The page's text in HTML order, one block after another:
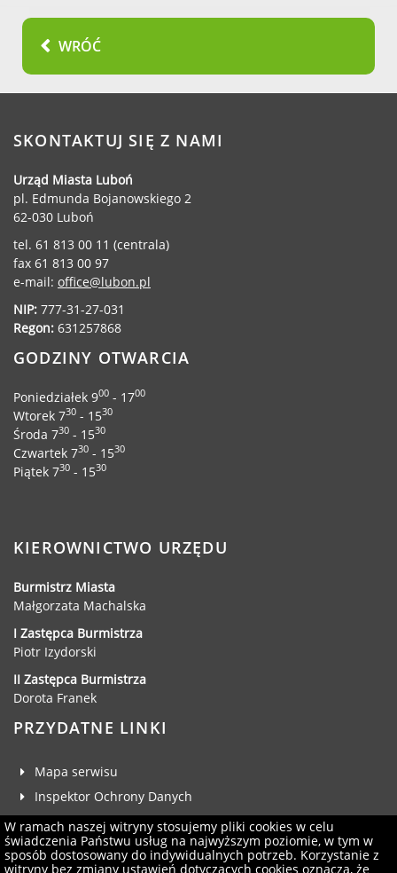
WRÓĆ
SKONTAKTUJ SIĘ Z NAMI
Urząd Miasta Luboń
pl. Edmunda Bojanowskiego 2
62-030 Luboń
tel. 61 813 00 11 (centrala)
fax 61 813 00 97
e-mail: office@lubon.pl
NIP: 777-31-27-031
Regon: 631257868
GODZINY OTWARCIA
Poniedziałek 900 - 1700
Wtorek 730 - 1530
Środa 730 - 1530
Czwartek 730 - 1530
Piątek 730 - 1530
KIEROWNICTWO URZĘDU
Burmistrz Miasta
Małgorzata Machalska
I Zastępca Burmistrza
Piotr Izydorski
II Zastępca Burmistrza
Dorota Franek
PRZYDATNE LINKI
Mapa serwisu
Inspektor Ochrony Danych
Deklaracja dostępności
Klauzula RODO
W ramach naszej witryny stosujemy pliki cookies w celu
świadczenia Państwu usług na najwyższym poziomie, w tym w
sposób dostosowany do indywidualnych potrzeb. Korzystanie z
witryny bez zmiany ustawień dotyczących cookies oznacza, że